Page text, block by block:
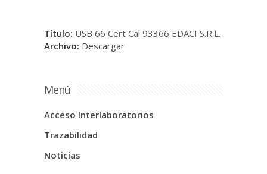
Título: USB 66 Cert Cal 93366 EDACI S.R.L.
Archivo: Descargar
Menú
Acceso Interlaboratorios
Trazabilidad
Noticias